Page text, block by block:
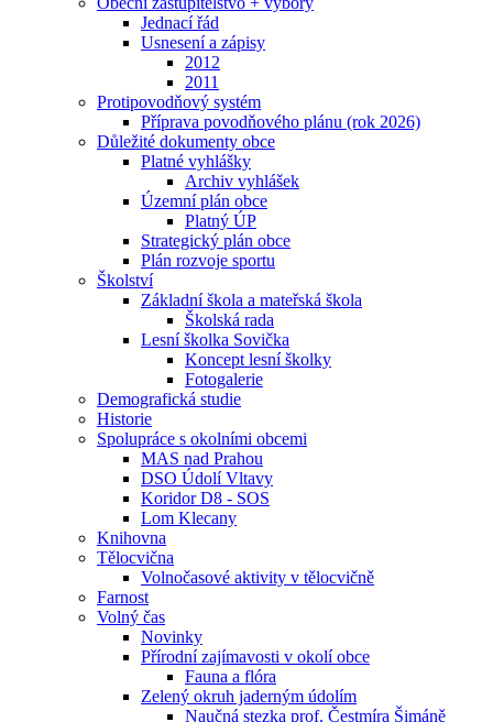
Jednací řád
Usnesení a zápisy
2012
2011
Protipovodňový systém
Příprava povodňového plánu (rok 2026)
Důležité dokumenty obce
Platné vyhlášky
Archiv vyhlášek
Územní plán obce
Platný ÚP
Strategický plán obce
Plán rozvoje sportu
Školství
Základní škola a mateřská škola
Školská rada
Lesní školka Sovička
Koncept lesní školky
Fotogalerie
Demografická studie
Historie
Spolupráce s okolními obcemi
MAS nad Prahou
DSO Údolí Vltavy
Koridor D8 - SOS
Lom Klecany
Knihovna
Tělocvična
Volnočasové aktivity v tělocvičně
Farnost
Volný čas
Novinky
Přírodní zajímavosti v okolí obce
Fauna a flóra
Zelený okruh jaderným údolím
Naučná stezka prof. Čestmíra Šimáně